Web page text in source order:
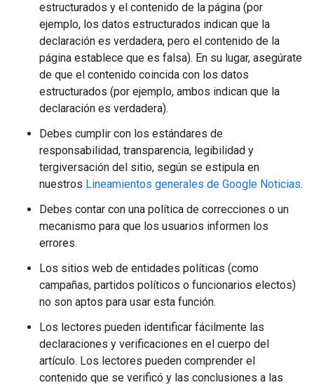
estructurados y el contenido de la página (por
ejemplo, los datos estructurados indican que la
declaración es verdadera, pero el contenido de la
página establece que es falsa). En su lugar, asegúrate
de que el contenido coincida con los datos
estructurados (por ejemplo, ambos indican que la
declaración es verdadera).
Debes cumplir con los estándares de
responsabilidad, transparencia, legibilidad y
tergiversación del sitio, según se estipula en
nuestros Lineamientos generales de Google Noticias.
Debes contar con una política de correcciones o un
mecanismo para que los usuarios informen los
errores.
Los sitios web de entidades políticas (como
campañas, partidos políticos o funcionarios electos)
no son aptos para usar esta función.
Los lectores pueden identificar fácilmente las
declaraciones y verificaciones en el cuerpo del
artículo. Los lectores pueden comprender el
contenido que se verificó y las conclusiones a las